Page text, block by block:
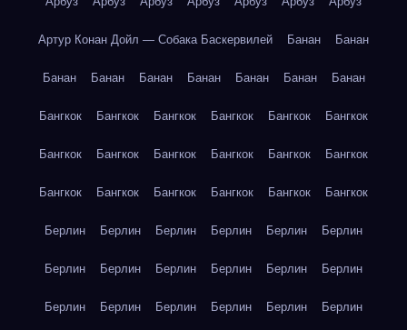
Артур Конан Дойл — Собака Баскервилей Банан Банан
Банан Банан Банан Банан Банан Банан Банан
Бангкок Бангкок Бангкок Бангкок Бангкок Бангкок
Бангкок Бангкок Бангкок Бангкок Бангкок Бангкок
Бангкок Бангкок Бангкок Бангкок Бангкок Бангкок
Берлин Берлин Берлин Берлин Берлин Берлин
Берлин Берлин Берлин Берлин Берлин Берлин
Берлин Берлин Берлин Берлин Берлин Берлин